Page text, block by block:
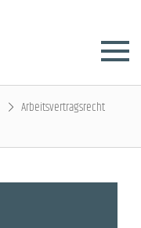
Arbeitsvertragsrecht